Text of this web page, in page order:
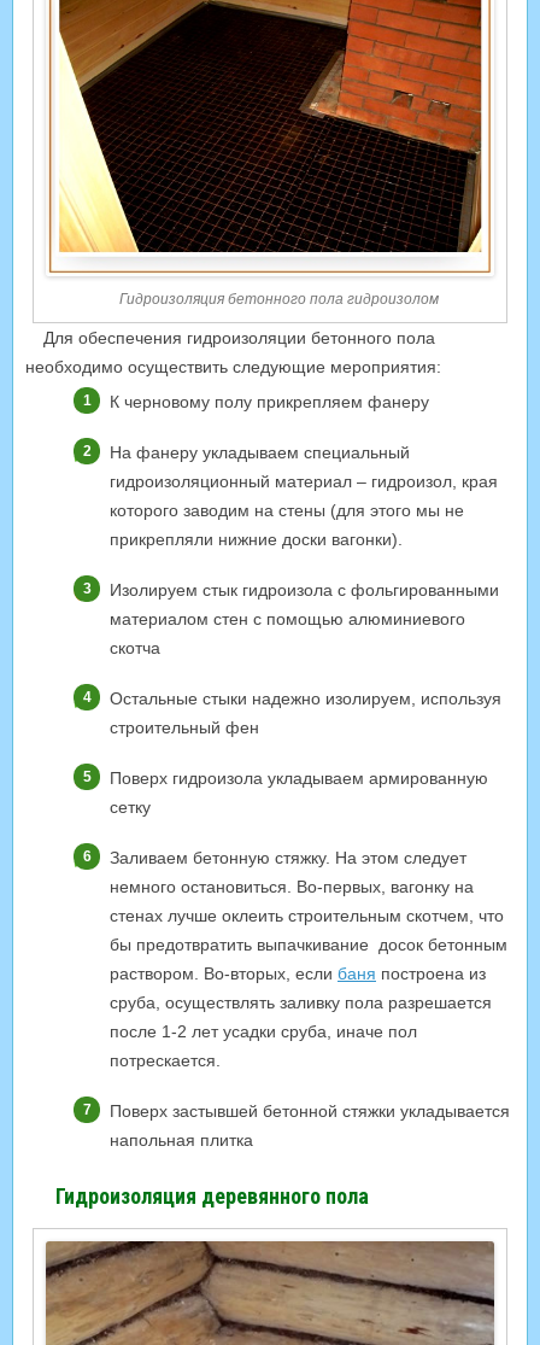
Гидроизоляция бетонного пола гидроизолом
Для обеспечения гидроизоляции бетонного пола
необходимо осуществить следующие мероприятия:
К черновому полу прикрепляем фанеру
На фанеру укладываем специальный
гидроизоляционный материал – гидроизол, края
которого заводим на стены (для этого мы не
прикрепляли нижние доски вагонки).
Изолируем стык гидроизола с фольгированными
материалом стен с помощью алюминиевого
скотча
Остальные стыки надежно изолируем, используя
строительный фен
Поверх гидроизола укладываем армированную
сетку
Заливаем бетонную стяжку. На этом следует
немного остановиться. Во-первых, вагонку на
стенах лучше оклеить строительным скотчем, что
бы предотвратить выпачкивание досок бетонным
раствором. Во-вторых, если баня построена из
сруба, осуществлять заливку пола разрешается
после 1-2 лет усадки сруба, иначе пол
потрескается.
Поверх застывшей бетонной стяжки укладывается
напольная плитка
Гидроизоляция деревянного пола